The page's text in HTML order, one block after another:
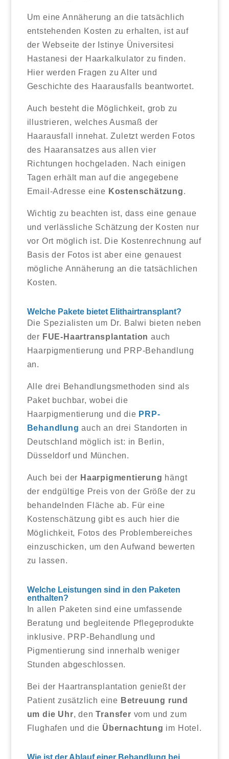
Um eine Annäherung an die tatsächlich
entstehenden Kosten zu erhalten, ist auf
der Webseite der Istinye Üniversitesi
Hastanesi der Haarkalkulator zu finden.
Hier werden Fragen zu Alter und
Geschichte des Haarausfalls beantwortet.
Auch besteht die Möglichkeit, grob zu
illustrieren, welches Ausmaß der
Haarausfall innehat. Zuletzt werden Fotos
des Haaransatzes aus allen vier
Richtungen hochgeladen. Nach einigen
Tagen erhält man auf die angegebene
Email-Adresse eine Kostenschätzung.
Wichtig zu beachten ist, dass eine genaue
und verlässliche Schätzung der Kosten nur
vor Ort möglich ist. Die Kostenrechnung auf
Basis der Fotos ist aber eine genauest
mögliche Annäherung an die tatsächlichen
Kosten.
Welche Pakete bietet Elithairtransplant?
Die Spezialisten um Dr. Balwi bieten neben
der FUE-Haartransplantation auch
Haarpigmentierung und PRP-Behandlung
an.
Alle drei Behandlungsmethoden sind als
Paket buchbar, wobei die
Haarpigmentierung und die PRP-
Behandlung auch an drei Standorten in
Deutschland möglich ist: in Berlin,
Düsseldorf und München.
Auch bei der Haarpigmentierung hängt
der endgültige Preis von der Größe der zu
behandelnden Fläche ab. Für eine
Kostenschätzung gibt es auch hier die
Möglichkeit, Fotos des Problembereiches
einzuschicken, um den Aufwand bewerten
zu lassen.
Welche Leistungen sind in den Paketen
enthalten?
In allen Paketen sind eine umfassende
Beratung und begleitende Pflegeprodukte
inklusive. PRP-Behandlung und
Pigmentierung sind innerhalb weniger
Stunden abgeschlossen.
Bei der Haartransplantation genießt der
Patient zusätzlich eine Betreuung rund
um die Uhr, denTransfer vom und zum
Flughafen und die Übernachtung im Hotel.
Wie ist der Ablauf einer Behandlung bei